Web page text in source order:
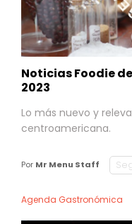
Noticias Foodie
2023
Lo más nuevo y
centroamericana.
Por Mr Menu Staff
Agenda Gastronómica